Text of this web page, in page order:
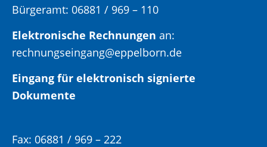
Bürgeramt: 06881 / 969 – 110
Elektronische Rechnungen an:
rechnungseingang@eppelborn.de
Eingang für elektronisch signierte
Dokumente
Fax: 06881 / 969 – 222